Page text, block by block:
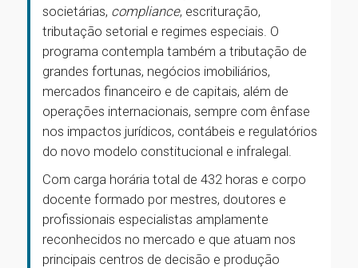
societárias, compliance, escrituração,
tributação setorial e regimes especiais. O
programa contempla também a tributação de
grandes fortunas, negócios imobiliários,
mercados financeiro e de capitais, além de
operações internacionais, sempre com ênfase
nos impactos jurídicos, contábeis e regulatórios
do novo modelo constitucional e infralegal.
Com carga horária total de 432 horas e corpo
docente formado por mestres, doutores e
profissionais especialistas amplamente
reconhecidos no mercado e que atuam nos
principais centros de decisão e produção